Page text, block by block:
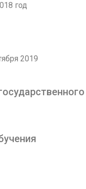
год
2019